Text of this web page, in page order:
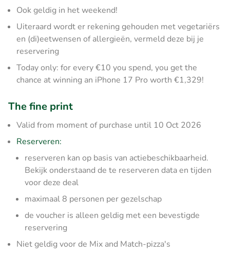
Ook geldig in het weekend!
Uiteraard wordt er rekening gehouden met vegetariërs
en (di)eetwensen of allergieën, vermeld deze bij je
reservering
Today only: for every €10 you spend, you get the
chance at winning an iPhone 17 Pro worth €1,329!
The fine print
Valid from moment of purchase until 10 Oct 2026
Reserveren:
reserveren kan op basis van actiebeschikbaarheid.
Bekijk onderstaand de te reserveren data en tijden
voor deze deal
maximaal 8 personen per gezelschap
de voucher is alleen geldig met een bevestigde
reservering
Niet geldig voor de Mix and Match-pizza's